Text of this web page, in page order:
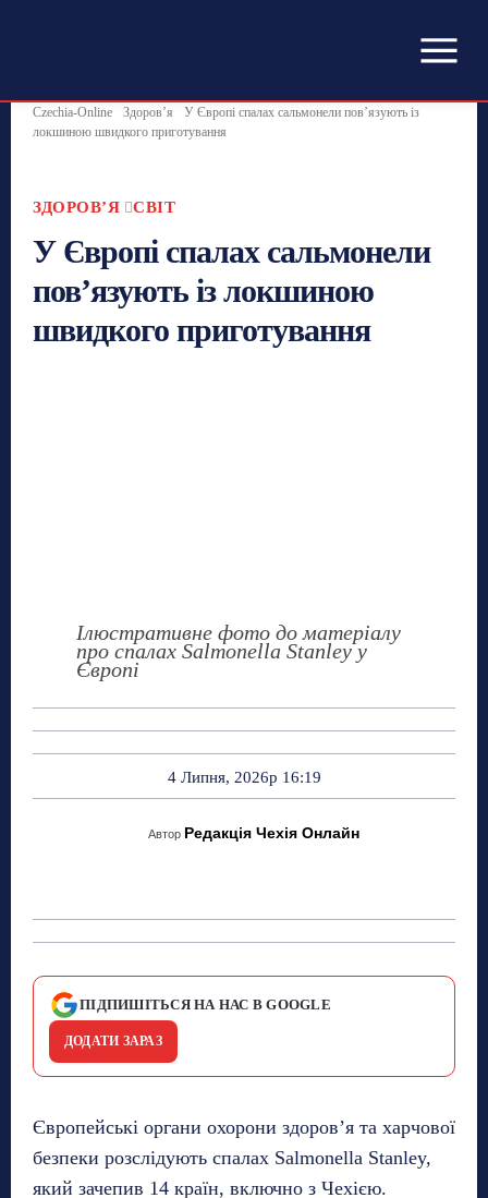
Czechia-Online Здоровʼя
У Європі спалах сальмонели пов’язують із
локшиною швидкого приготування
ЗДОРОВʼЯ СВІТ
У Європі спалах сальмонели
пов’язують із локшиною
швидкого приготування
Ілюстративне фото до матеріалу
про спалах Salmonella Stanley у
Європі
4 Липня, 2026р 16:19
Автор Редакція Чехія Онлайн
ПІДПИШІТЬСЯ НА НАС В GOOGLE
ДОДАТИ ЗАРАЗ
Європейські органи охорони здоров’я та харчової
безпеки розслідують спалах Salmonella Stanley,
який зачепив 14 країн, включно з Чехією.